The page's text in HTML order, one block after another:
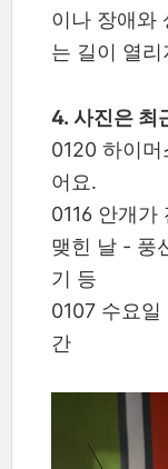
이나 장애와
는 길이 열리
4. 사진은 최
0120 하이
어요.
0116 안개가
맺힌 날 - 풍
기 등
0107 수요일
간